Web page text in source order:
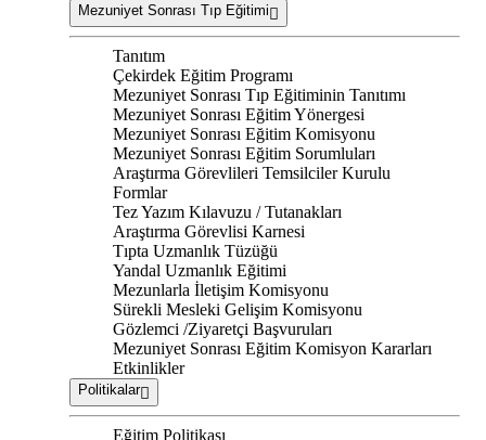
Mezuniyet Sonrası Tıp Eğitimi
Tanıtım
Çekirdek Eğitim Programı
Mezuniyet Sonrası Tıp Eğitiminin Tanıtımı
Mezuniyet Sonrası Eğitim Yönergesi
Mezuniyet Sonrası Eğitim Komisyonu
Mezuniyet Sonrası Eğitim Sorumluları
Araştırma Görevlileri Temsilciler Kurulu
Formlar
Tez Yazım Kılavuzu / Tutanakları
Araştırma Görevlisi Karnesi
Tıpta Uzmanlık Tüzüğü
Yandal Uzmanlık Eğitimi
Mezunlarla İletişim Komisyonu
Sürekli Mesleki Gelişim Komisyonu
Gözlemci /Ziyaretçi Başvuruları
Mezuniyet Sonrası Eğitim Komisyon Kararları
Etkinlikler
Politikalar
Eğitim Politikası